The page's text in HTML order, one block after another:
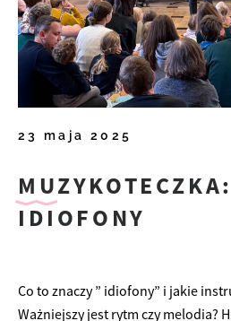
23 maja 2025
IDIOFONY
Co to znaczy ” idiofony” i jakie
Ważniejszy jest rytm czy melodia?